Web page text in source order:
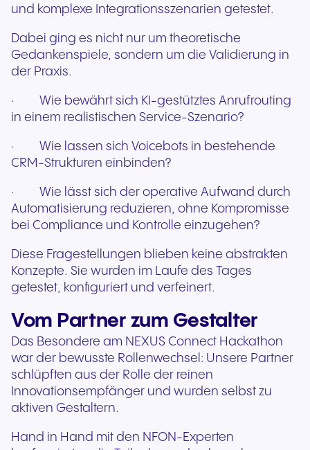
und komplexe Integrationsszenarien getestet.
Dabei ging es nicht nur um theoretische
Gedankenspiele, sondern um die Validierung in
der Praxis.
· Wie bewährt sich KI-gestütztes Anrufrouting
in einem realistischen Service-Szenario?
· Wie lassen sich Voicebots in bestehende
CRM-Strukturen einbinden?
· Wie lässt sich der operative Aufwand durch
Automatisierung reduzieren, ohne Kompromisse
bei Compliance und Kontrolle einzugehen?
Diese Fragestellungen blieben keine abstrakten
Konzepte. Sie wurden im Laufe des Tages
getestet, konfiguriert und verfeinert.
Vom Partner zum Gestalter
Das Besondere am NEXUS Connect Hackathon
war der bewusste Rollenwechsel: Unsere Partner
schlüpften aus der Rolle der reinen
Innovationsempfänger und wurden selbst zu
aktiven Gestaltern.
Hand in Hand mit den NFON-Experten